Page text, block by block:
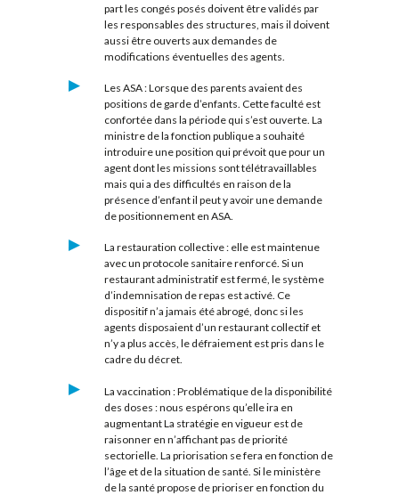
part les congés posés doivent être validés par
les responsables des structures, mais il doivent
aussi être ouverts aux demandes de
modifications éventuelles des agents.
Les ASA : Lorsque des parents avaient des
positions de garde d’enfants. Cette faculté est
confortée dans la période qui s’est ouverte. La
ministre de la fonction publique a souhaité
introduire une position qui prévoit que pour un
agent dont les missions sont télétravaillables
mais qui a des difficultés en raison de la
présence d’enfant il peut y avoir une demande
de positionnement en ASA.
La restauration collective : elle est maintenue
avec un protocole sanitaire renforcé. Si un
restaurant administratif est fermé, le système
d’indemnisation de repas est activé. Ce
dispositif n’a jamais été abrogé, donc si les
agents disposaient d’un restaurant collectif et
n’y a plus accès, le défraiement est pris dans le
cadre du décret.
La vaccination : Problématique de la disponibilité
des doses : nous espérons qu’elle ira en
augmentant La stratégie en vigueur est de
raisonner en n’affichant pas de priorité
sectorielle. La priorisation se fera en fonction de
l’âge et de la situation de santé. Si le ministère
de la santé propose de prioriser en fonction du